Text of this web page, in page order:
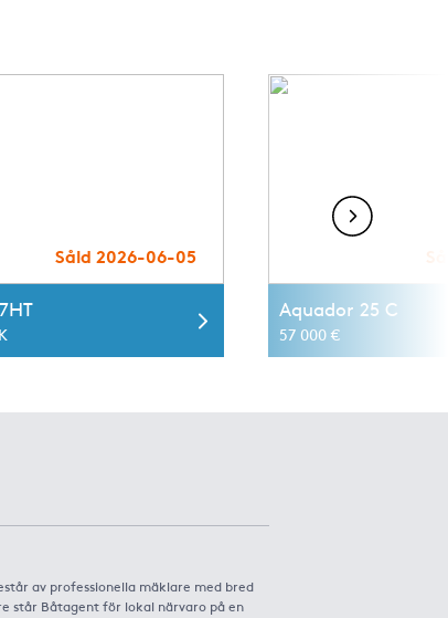
Såld 2026-06-05
Aquador 25 C
57 000 €
av professionella mäklare med bred
står Båtagent för lokal närvaro på en